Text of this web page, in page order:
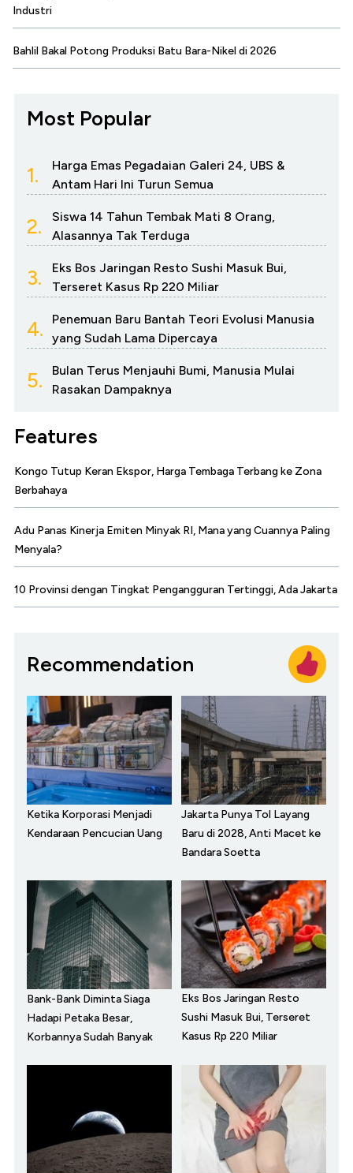
Industri
Bahlil Bakal Potong Produksi Batu Bara-Nikel di 2026
Most Popular
1.
Harga Emas Pegadaian Galeri 24, UBS &
Antam Hari Ini Turun Semua
2.
Siswa 14 Tahun Tembak Mati 8 Orang,
Alasannya Tak Terduga
3.
Eks Bos Jaringan Resto Sushi Masuk Bui,
Terseret Kasus Rp 220 Miliar
4.
Penemuan Baru Bantah Teori Evolusi Manusia
yang Sudah Lama Dipercaya
5.
Bulan Terus Menjauhi Bumi, Manusia Mulai
Rasakan Dampaknya
Features
Kongo Tutup Keran Ekspor, Harga Tembaga Terbang ke Zona
Berbahaya
Adu Panas Kinerja Emiten Minyak RI, Mana yang Cuannya Paling
Menyala?
10 Provinsi dengan Tingkat Pengangguran Tertinggi, Ada Jakarta
Recommendation
Ketika Korporasi Menjadi
Kendaraan Pencucian Uang
Jakarta Punya Tol Layang
Baru di 2028, Anti Macet ke
Bandara Soetta
Bank-Bank Diminta Siaga
Hadapi Petaka Besar,
Korbannya Sudah Banyak
Eks Bos Jaringan Resto
Sushi Masuk Bui, Terseret
Kasus Rp 220 Miliar